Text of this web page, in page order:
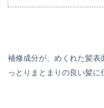
補修成分が、めくれた髪表
っとりまとまりの良い髪に